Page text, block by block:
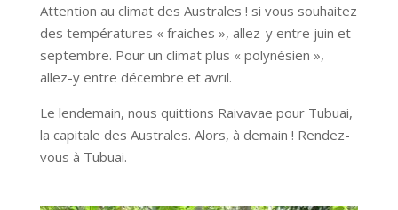
Attention au climat des Australes ! si vous souhaitez
des températures « fraiches », allez-y entre juin et
septembre. Pour un climat plus « polynésien »,
allez-y entre décembre et avril.
Le lendemain, nous quittions Raivavae pour Tubuai,
la capitale des Australes. Alors, à demain ! Rendez-
vous à Tubuai.